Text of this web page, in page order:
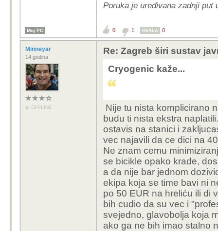
Poruka je uređivana zadnji put
Moj PC 0 1 HVALA 0
Minneyar
14 godina
OFFLINE
Re: Zagreb širi sustav
Cryogenic kaže...
Nije tu nista komplicirano
budu ti nista ekstra
ostavis na stanici i
vec najavili da ce dici na
Ne znam cemu
se bicikle opako krade,
a da nije bar jednom
ekipa koja se time bavi ni
po 50 EUR na hreliću ili di
bih cudio da su vec i
svejedno, glavobolja koja
ako ga ne bih imao stalno